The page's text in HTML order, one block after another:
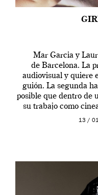
Mar Garcia y
de Barcelona. La
audiovisual y quiere
guión. La segunda
posible que dentro de
su trabajo como
13 /